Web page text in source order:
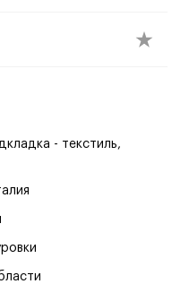
- текстиль,